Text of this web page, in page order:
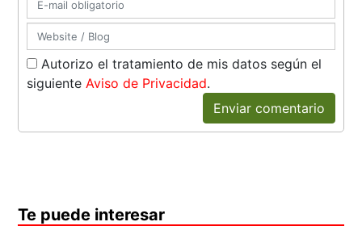
Autorizo el tratamiento de mis datos según el
siguienteAviso de Privacidad.
Enviar comentario
Te puede interesar